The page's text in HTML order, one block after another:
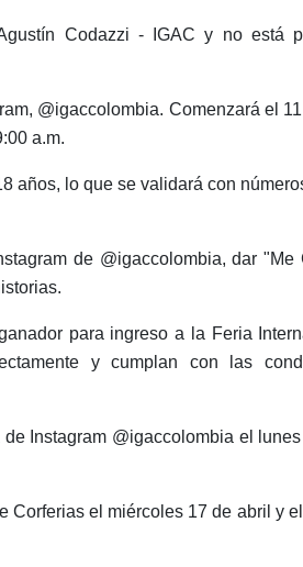
Codazzi - IGAC y no está
@igaccolombia. Comenzará el
a.m.
años, lo que se validará con
de @igaccolombia, dar "Me
para ingreso a la Feria
y cumplan con las
Instagram @igaccolombia el lunes
Corferias el miércoles 17 de abril y